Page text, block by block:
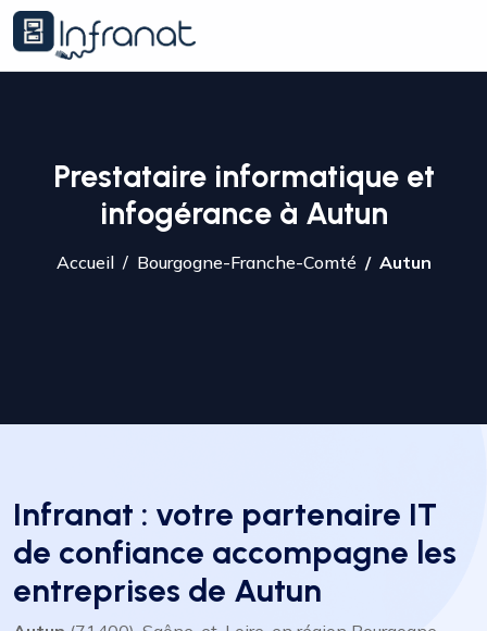
Prestataire informatique et
infogérance à Autun
Accueil Bourgogne-Franche-Comté Autun
Infranat : votre partenaire IT
de confiance accompagne les
entreprises de Autun